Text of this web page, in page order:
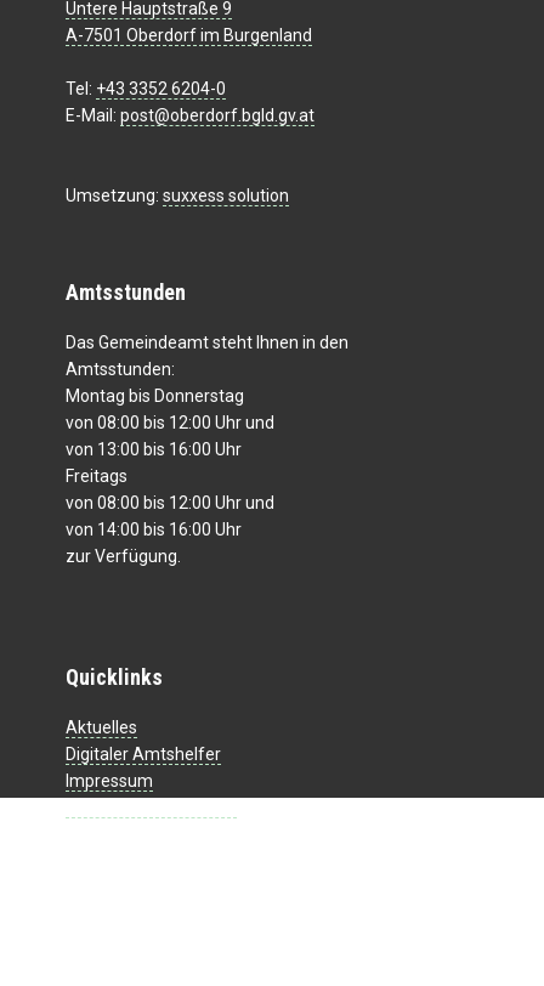
Untere Hauptstraße 9
A-7501 Oberdorf im Burgenland
Tel: +43 3352 6204-0
E-Mail: post@oberdorf.bgld.gv.at
Umsetzung: suxxess solution
Amtsstunden
Das Gemeindeamt steht Ihnen in den
Amtsstunden:
Montag bis Donnerstag
von 08:00 bis 12:00 Uhr und
von 13:00 bis 16:00 Uhr
Freitags
von 08:00 bis 12:00 Uhr und
von 14:00 bis 16:00 Uhr
zur Verfügung.
Quicklinks
Aktuelles
Digitaler Amtshelfer
Impressum